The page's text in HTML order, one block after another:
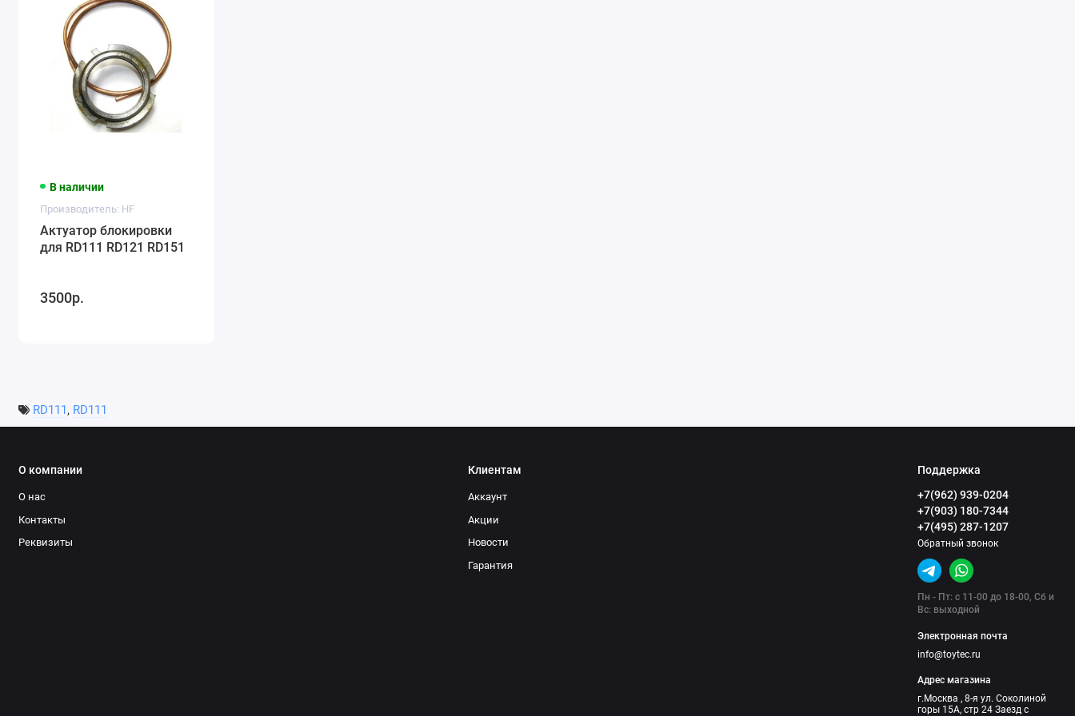
В наличии
Производитель: HF
Актуатор блокировки
для RD111 RD121 RD151
3500р.
RD111 , RD111
О компании
О нас
Контакты
Реквизиты
Клиентам
Аккаунт
Акции
Новости
Гарантия
Поддержка
+7(962) 939-0204
+7(903) 180-7344
+7(495) 287-1207
Обратный звонок
Пн - Пт: с 11-00 до 18-00, Сб и
Вс: выходной
Электронная почта
info@toytec.ru
Адрес магазина
г.Москва , 8-я ул. Соколиной
горы 15А, стр 24 Заезд с